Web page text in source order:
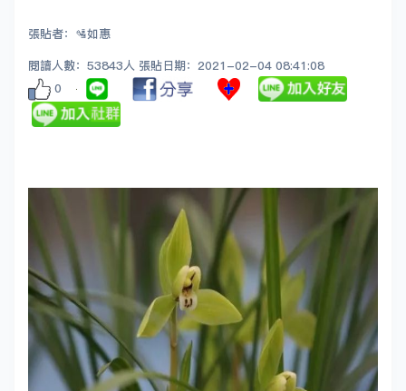
張貼者：🛂如惠
閱讀人數：53843人 張貼日期：2021-02-04 08:41:08
0